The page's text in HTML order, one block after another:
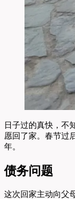
日子过的真快，不
愿回了家。春节过
年。
债务问题
这次回家主动向父